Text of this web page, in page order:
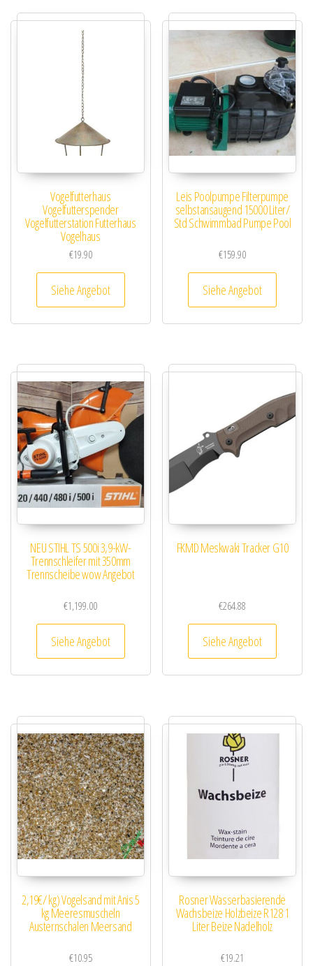
Vogelfutterhaus
Vogelfutterspender
Vogelfutterstation Futterhaus
Vogelhaus
€19.90
Siehe Angebot
Leis Poolpumpe Filterpumpe
selbstansaugend 15000 Liter/
Std Schwimmbad Pumpe Pool
€159.90
Siehe Angebot
NEU STIHL TS 500i 3,9-kW-
Trennschleifer mit 350mm
Trennscheibe wow Angebot
€1,199.00
Siehe Angebot
FKMD Meskwaki Tracker G10
€264.88
Siehe Angebot
2,19€/ kg) Vogelsand mit Anis 5
kg Meeresmuscheln
Austernschalen Meersand
€10.95
Rosner Wasserbasierende
Wachsbeize Holzbeize R128 1
Liter Beize Nadelholz
€19.21